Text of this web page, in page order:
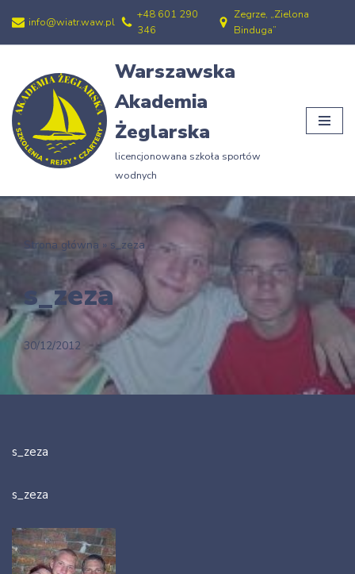
Przejdź
treści
info@wiatr.waw.pl
+48 601 290
346
Zegrze, „Zielona
Binduga”
Warszawska
Akademia
Żeglarska
licencjonowana szkoła sportów
wodnych
Strona główna » s_zeza
s_zeza
30/12/2012
s_zeza
s_zeza